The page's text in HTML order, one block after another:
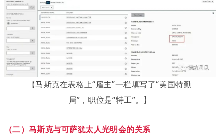
【马斯克在表格上“雇主”一栏填写了“美国特勤
局”，职位是“特工”。】
（二）马斯克与可萨犹太人光明会的关系